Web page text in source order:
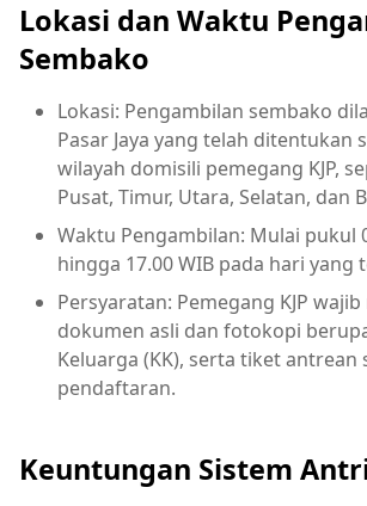
Lokasi dan Waktu
Sembako
Lokasi: Pengambilan sembako
Pasar Jaya yang telah ditentukan
wilayah domisili pemegang KJP,
Pusat, Timur, Utara, Selatan, dan
Waktu Pengambilan: Mulai pukul
hingga 17.00 WIB pada hari yang
Persyaratan: Pemegang KJP
dokumen asli dan fotokopi berupa
Keluarga (KK), serta tiket antrean
pendaftaran.
Keuntungan Sistem